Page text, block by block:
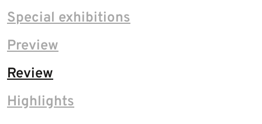
Special exhibitions
Preview
Review
Highlights